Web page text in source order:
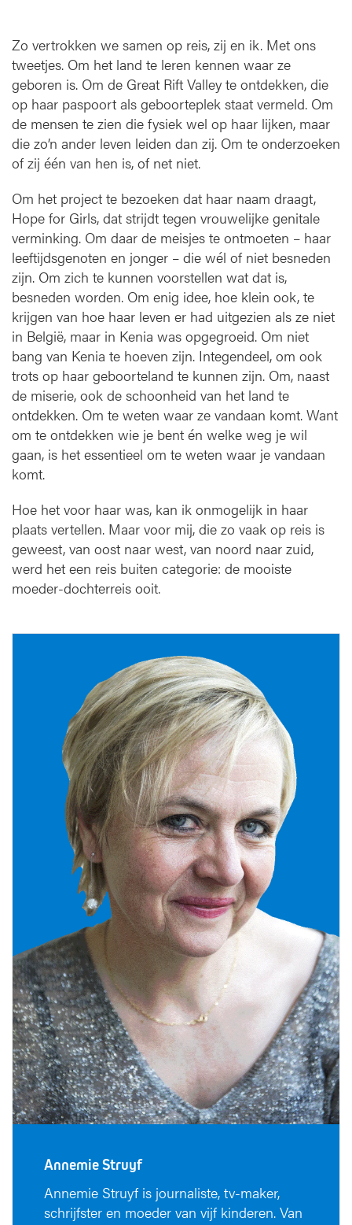
"
Zo vertrokken we samen op reis, zij en ik. Met ons
tweetjes. Om het land te leren kennen waar ze
geboren is. Om de Great Rift Valley te ontdekken, die
op haar paspoort als geboorteplek staat vermeld. Om
de mensen te zien die fysiek wel op haar lijken, maar
die zo’n ander leven leiden dan zij. Om te onderzoeken
of zij één van hen is, of net niet.
Om het project te bezoeken dat haar naam draagt,
Hope for Girls, dat strijdt tegen vrouwelijke genitale
verminking. Om daar de meisjes te ontmoeten – haar
leeftijdsgenoten en jonger – die wél of niet besneden
zijn. Om zich te kunnen voorstellen wat dat is,
besneden worden. Om enig idee, hoe klein ook, te
krijgen van hoe haar leven er had uitgezien als ze niet
in België, maar in Kenia was opgegroeid. Om niet
bang van Kenia te hoeven zijn. Integendeel, om ook
trots op haar geboorteland te kunnen zijn. Om, naast
de miserie, ook de schoonheid van het land te
ontdekken. Om te weten waar ze vandaan komt. Want
om te ontdekken wie je bent én welke weg je wil
gaan, is het essentieel om te weten waar je vandaan
komt.
Hoe het voor haar was, kan ik onmogelijk in haar
plaats vertellen. Maar voor mij, die zo vaak op reis is
geweest, van oost naar west, van noord naar zuid,
werd het een reis buiten categorie: de mooiste
moeder-dochterreis ooit.
Annemie Struyf
Annemie Struyf is journaliste, tv-maker,
schrijfster en moeder van vijf kinderen. Van